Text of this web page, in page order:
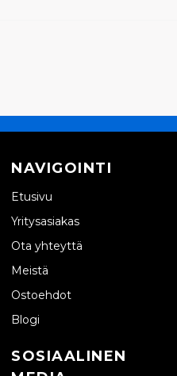
NAVIGOINTI
Etusivu
Yritysasiakas
Ota yhteyttä
Meistä
Ostoehdot
Blogi
SOSIAALINEN